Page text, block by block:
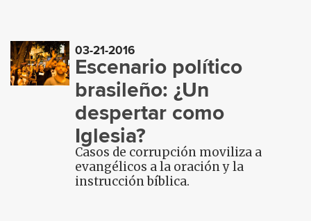
03-21-2016
Escenario político
brasileño: ¿Un
despertar como
Iglesia?
Casos de corrupción moviliza a
evangélicos a la oración y la
instrucción bíblica.